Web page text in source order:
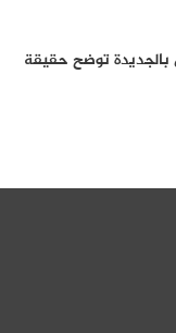
توضح حقيقة